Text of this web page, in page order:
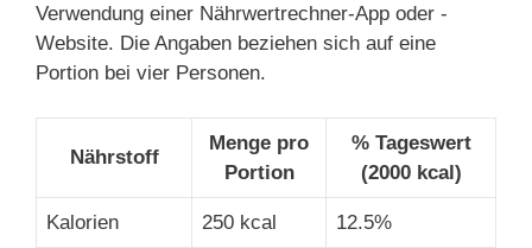
Verwendung einer Nährwertrechner-App oder -
Website. Die Angaben beziehen sich auf eine
Portion bei vier Personen.
Nährstoff
Menge pro
Portion
% Tageswert
(2000 kcal)
Kalorien 250 kcal 12.5%